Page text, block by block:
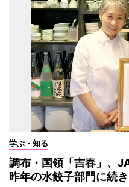
学ぶ・知る
調布・国領「吉春」、
昨年の水餃子部門に続き